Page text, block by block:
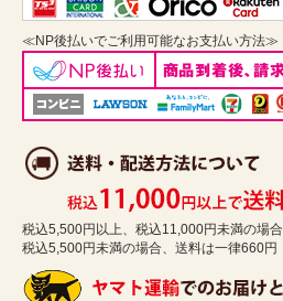
≪NP後払いでご利用可能なお支払い方法≫
税込5,500円以上、税込11,000円未満の場
税込5,500円未満の場合、送料は一律660円